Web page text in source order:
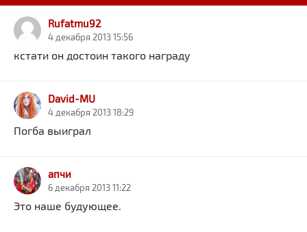
Rufatmu92
4 декабря 2013 15:56
кстати он достоин такого награду
David-MU
4 декабря 2013 18:29
Погба выиграл
апчи
6 декабря 2013 11:22
Это наше будующее.